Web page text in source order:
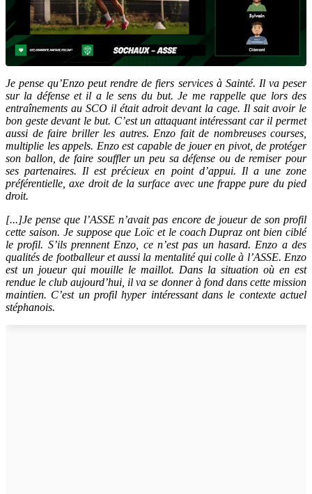
Je pense qu’Enzo peut rendre de fiers services à Sainté. Il va peser
sur la défense et il a le sens du but. Je me rappelle que lors des
entraînements au SCO il était adroit devant la cage. Il sait avoir le
bon geste devant le but. C’est un attaquant intéressant car il permet
aussi de faire briller les autres. Enzo fait de nombreuses courses,
multiplie les appels. Enzo est capable de jouer en pivot, de protéger
son ballon, de faire souffler un peu sa défense ou de remiser pour
ses partenaires. Il est précieux en point d’appui. Il a une zone
préférentielle, axe droit de la surface avec une frappe pure du pied
droit.
[...]Je pense que l’ASSE n’avait pas encore de joueur de son profil
cette saison. Je suppose que Loïc et le coach Dupraz ont bien ciblé
le profil. S’ils prennent Enzo, ce n’est pas un hasard. Enzo a des
qualités de footballeur et aussi la mentalité qui colle à l’ASSE. Enzo
est un joueur qui mouille le maillot. Dans la situation où en est
rendue le club aujourd’hui, il va se donner à fond dans cette mission
maintien. C’est un profil hyper intéressant dans le contexte actuel
stéphanois.